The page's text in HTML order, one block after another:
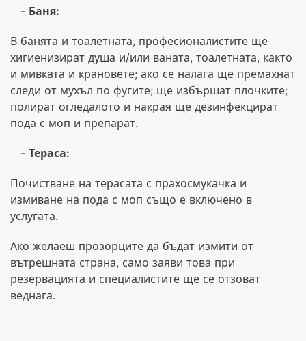
Баня:
В банята и тоалетната, професионалистите ще
хигиенизират душа и/или ваната, тоалетната, както
и мивката и крановете; ако се налага ще премахнат
следи от мухъл по фугите; ще избършат плочките;
полират огледалото и накрая ще дезинфекцират
пода с моп и препарат.
Тераса:
Почистване на терасата с прахосмукачка и
измиване на пода с моп също е включено в
услугата.
Ако желаеш прозорците да бъдат измити от
вътрешната страна, само заяви това при
резервацията и специалистите ще се отзоват
веднага.